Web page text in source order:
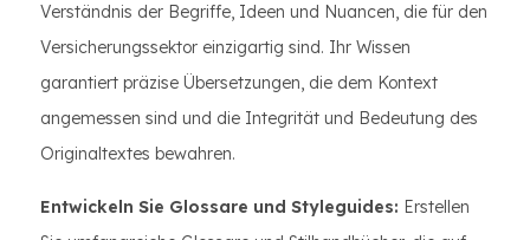
Verständnis der Begriffe, Ideen und Nuancen, die für den
Versicherungssektor einzigartig sind. Ihr Wissen
garantiert präzise Übersetzungen, die dem Kontext
angemessen sind und die Integrität und Bedeutung des
Originaltextes bewahren.
Entwickeln Sie Glossare und Styleguides: Erstellen